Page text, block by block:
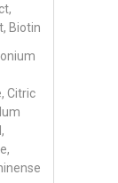
Biotin
Citric